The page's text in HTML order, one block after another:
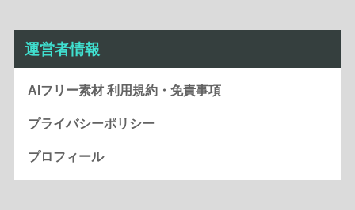
運営者情報
AIフリー素材 利用規約・免責事項
プライバシーポリシー
プロフィール